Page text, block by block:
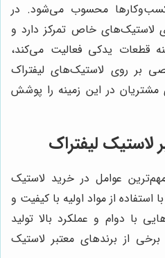
کسب‌وکارها محسوب می‌شود. در
لاستیک‌های خاص تمرکز دارد و
قطعات یدکی فعالیت می‌کند،
بر روی لاستیک‌های لیفتراک
مشتریان در این زمینه را پوشش
لاستیک لیفتراک
عوامل در خرید لاستیک
استفاده از مواد اولیه با کیفیت و
با دوام و عملکرد بالا تولید
از برندهای معتبر لاستیک